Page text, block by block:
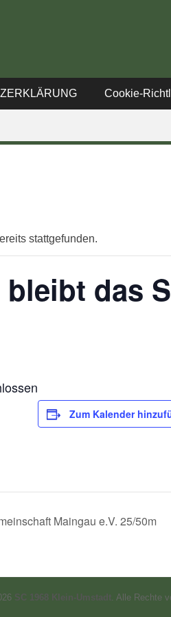
Cookie-
stattgefunden.
bleibt das
Zum Kalender
Maingau e.V. 25/50m
SC 1968 Klein-Umstadt. Alle Rechte